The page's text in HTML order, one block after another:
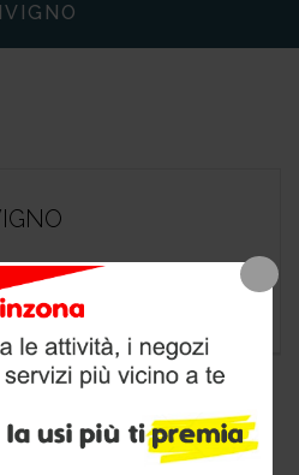
provincia di Sondrio